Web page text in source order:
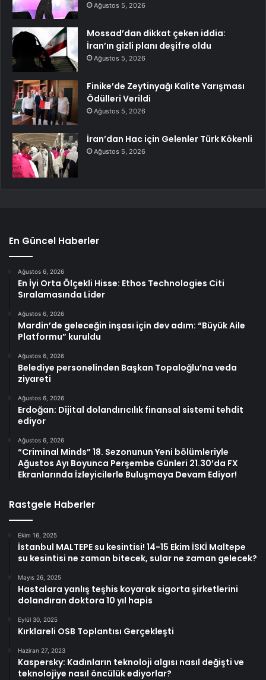
Ağustos 5, 2026
Mossad’dan dikkat çeken iddia:
İran’ın gizli planı deşifre oldu
Ağustos 5, 2026
Finike’de Zeytinyağı Kalite Yarışması
Ödülleri Verildi
Ağustos 5, 2026
İran’dan Hac için Gelenler Türk Kökenli
Ağustos 5, 2026
En Güncel Haberler
Ağustos 6, 2026
En İyi Orta Ölçekli Hisse: Ethos Technologies Citi
Sıralamasında Lider
Ağustos 6, 2026
Mardin’de geleceğin inşası için dev adım: “Büyük Aile
Platformu” kuruldu
Ağustos 6, 2026
Belediye personelinden Başkan Topaloğlu’na veda
ziyareti
Ağustos 6, 2026
Erdoğan: Dijital dolandırıcılık finansal sistemi tehdit
ediyor
Ağustos 6, 2026
“Criminal Minds” 18. Sezonunun Yeni bölümleriyle
Ağustos Ayı Boyunca Perşembe Günleri 21.30’da FX
Ekranlarında İzleyicilerle Buluşmaya Devam Ediyor!
Rastgele Haberler
Ekim 16, 2025
İstanbul MALTEPE su kesintisi! 14-15 Ekim İSKİ Maltepe
su kesintisi ne zaman bitecek, sular ne zaman gelecek?
Mayıs 26, 2025
Hastalara yanlış teşhis koyarak sigorta şirketlerini
dolandıran doktora 10 yıl hapis
Eylül 30, 2025
Kırklareli OSB Toplantısı Gerçekleşti
Haziran 27, 2023
Kaspersky: Kadınların teknoloji algısı nasıl değişti ve
teknolojiye nasıl öncülük ediyorlar?